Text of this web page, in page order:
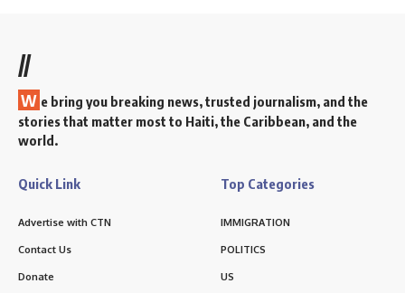
//
W e bring you breaking news, trusted journalism, and the
stories that matter most to Haiti, the Caribbean, and the
world.
Quick Link
Advertise with CTN
Contact Us
Donate
Top Categories
IMMIGRATION
POLITICS
US